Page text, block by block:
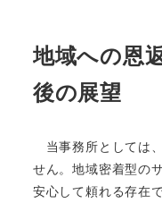
地域への恩
後の展望
当事務所としては
せん。地域密着型の
安心して頼れる存在